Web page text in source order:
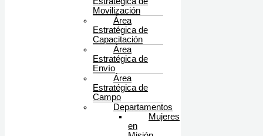
Movilización
Área
Estratégica de
Capacitación
Área
Estratégica de
Envío
Área
Estratégica de
Campo
Departamentos
Mujeres
en